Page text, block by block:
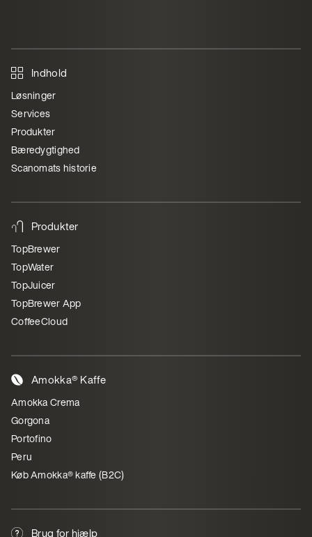
Indhold
Løsninger
Services
Produkter
Bæredygtighed
Scanomats historie
Produkter
TopBrewer
TopWater
TopJuicer
TopBrewer App
CoffeeCloud
Amokka® Kaffe
Amokka Crema
Gorgona
Portofino
Peru
Køb Amokka® kaffe (B2C)
Brug for hjælp